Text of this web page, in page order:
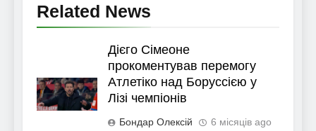
Related News
Дієго Сімеоне
прокоментував перемогу
Атлетіко над Боруссією у
Лізі чемпіонів
Бондар Олексій 6 місяців ago